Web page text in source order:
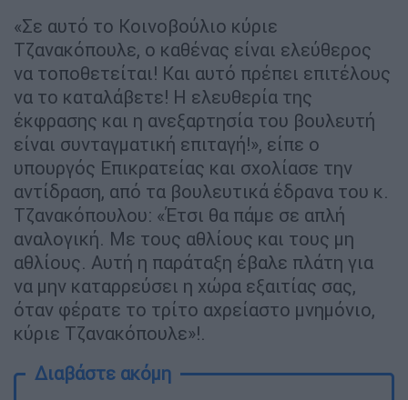
«Σε αυτό το Κοινοβούλιο κύριε
Τζανακόπουλε, ο καθένας είναι ελεύθερος
να τοποθετείται! Και αυτό πρέπει επιτέλους
να το καταλάβετε! Η ελευθερία της
έκφρασης και η ανεξαρτησία του βουλευτή
είναι συνταγματική επιταγή!», είπε ο
υπουργός Επικρατείας και σχολίασε την
αντίδραση, από τα βουλευτικά έδρανα του κ.
Τζανακόπουλου: «Έτσι θα πάμε σε απλή
αναλογική. Με τους αθλίους και τους μη
αθλίους. Αυτή η παράταξη έβαλε πλάτη για
να μην καταρρεύσει η χώρα εξαιτίας σας,
όταν φέρατε το τρίτο αχρείαστο μνημόνιο,
κύριε Τζανακόπουλε»!.
Διαβάστε ακόμη